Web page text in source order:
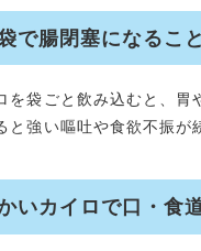
で腸閉塞になるこ
を袋ごと飲み込むと、胃
と強い嘔吐や食欲不振が
いカイロで口・食